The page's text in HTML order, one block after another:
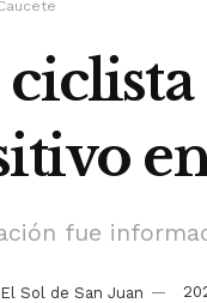
fue
El Sol de San Juan